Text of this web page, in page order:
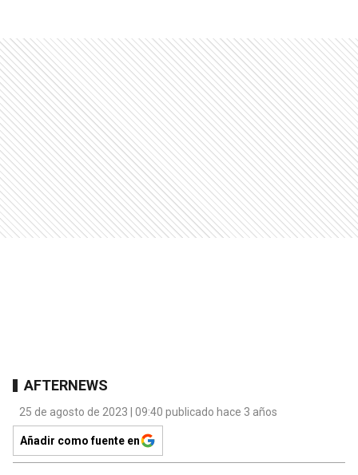
AFTERNEWS
25 de agosto de 2023 | 09:40 publicado hace 3 años
Añadir como fuente en